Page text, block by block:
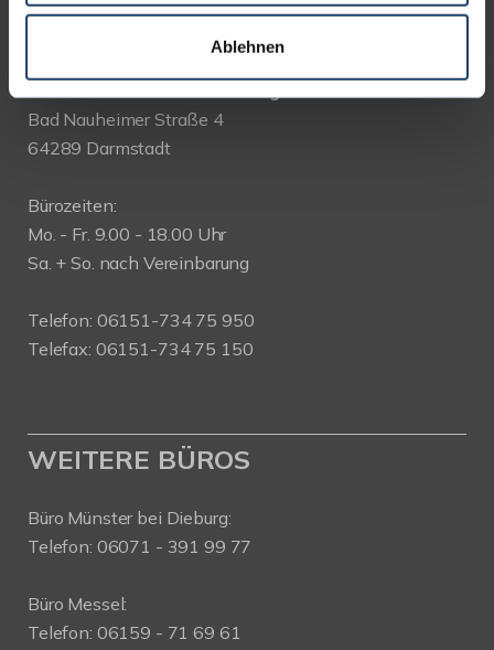
Ablehnen
Bad Nauheimer Straße 4
64289 Darmstadt
Bürozeiten:
Mo. - Fr. 9.00 - 18.00 Uhr
Sa. + So. nach Vereinbarung
Telefon: 06151-734 75 950
Telefax: 06151-734 75 150
WEITERE BÜROS
Büro Münster bei Dieburg:
Telefon: 06071 - 391 99 77
Büro Messel:
Telefon: 06159 - 71 69 61